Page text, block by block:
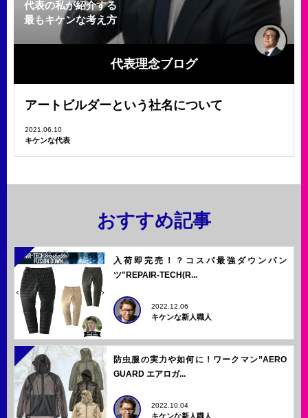
代表の私が紹介する
最もキケンな考え方
代表理念ブログ
アートビルダーという社名について
2021.06.10
キケンな代表
おすすめ記事
入荷即完売！？コスパ最強ダウンパン
ツ"REPAIR-TECH(R...
2022.12.06
キケンな新人職人
防虫服の実力や如何に！ワークマン”AERO
GUARD エアロガ...
2022.10.04
キケンな新人職人